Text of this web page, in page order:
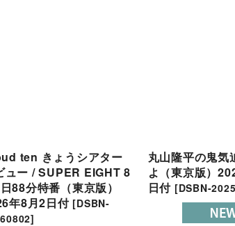
ten きょうシアター
ュー / SUPER EIGHT 8
88分特番（東京版）
年8月2日付 [DSBN-
]
丸山隆平の鬼気
よ（東京版）
日付 [DSBN-